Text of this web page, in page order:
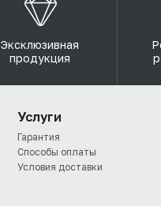
Эксклюзивная
продукция
Услуги
Гарантия
Способы оплаты
Условия доставки